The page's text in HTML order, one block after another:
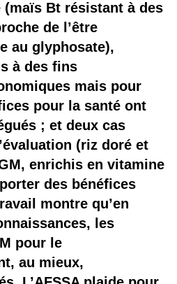
Bt résistant à des
de l’être
au glyphosate),
à des fins
mais pour
pour la santé ont
; et deux cas
(riz doré et
enrichis en vitamine
des bénéfices
montre qu’en
les
pour le
au mieux,